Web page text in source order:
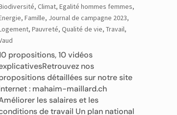
, Climat, Egalité hommes femmes,
, Famille, Journal de campagne 2023,
, Pauvreté, Qualité de vie, Travail,
propositions, 10 vidéos
nos
détaillées sur notre site
: mahaim-maillard.ch
les salaires et les
de travail Un plan national